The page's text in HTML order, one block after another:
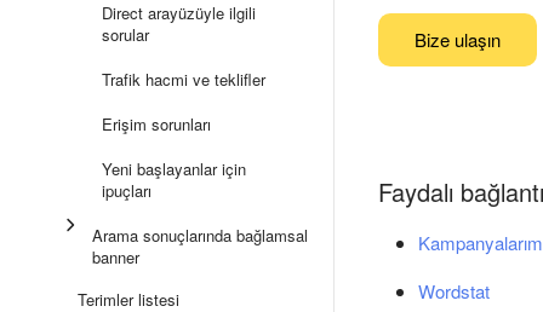
Direct arayüzüyle ilgili
sorular
Trafik hacmi ve teklifler
Erişim sorunları
Yeni başlayanlar için
ipuçları
Arama sonuçlarında bağlamsal
banner
Terimler listesi
Bize ulaşın
Faydalı
Kampanyalarım
Wordstat